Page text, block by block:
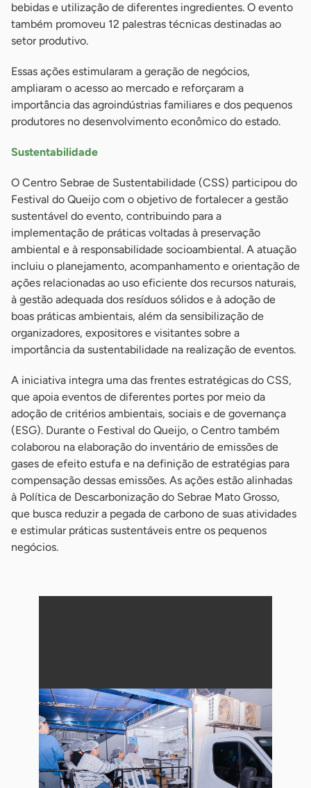
bebidas e utilização de diferentes ingredientes. O evento
também promoveu 12 palestras técnicas destinadas ao
setor produtivo.
Essas ações estimularam a geração de negócios,
ampliaram o acesso ao mercado e reforçaram a
importância das agroindústrias familiares e dos pequenos
produtores no desenvolvimento econômico do estado.
Sustentabilidade
O Centro Sebrae de Sustentabilidade (CSS) participou do
Festival do Queijo com o objetivo de fortalecer a gestão
sustentável do evento, contribuindo para a
implementação de práticas voltadas à preservação
ambiental e à responsabilidade socioambiental. A atuação
incluiu o planejamento, acompanhamento e orientação de
ações relacionadas ao uso eficiente dos recursos naturais,
à gestão adequada dos resíduos sólidos e à adoção de
boas práticas ambientais, além da sensibilização de
organizadores, expositores e visitantes sobre a
importância da sustentabilidade na realização de eventos.
A iniciativa integra uma das frentes estratégicas do CSS,
que apoia eventos de diferentes portes por meio da
adoção de critérios ambientais, sociais e de governança
(ESG). Durante o Festival do Queijo, o Centro também
colaborou na elaboração do inventário de emissões de
gases de efeito estufa e na definição de estratégias para
compensação dessas emissões. As ações estão alinhadas
à Política de Descarbonização do Sebrae Mato Grosso,
que busca reduzir a pegada de carbono de suas atividades
e estimular práticas sustentáveis entre os pequenos
negócios.